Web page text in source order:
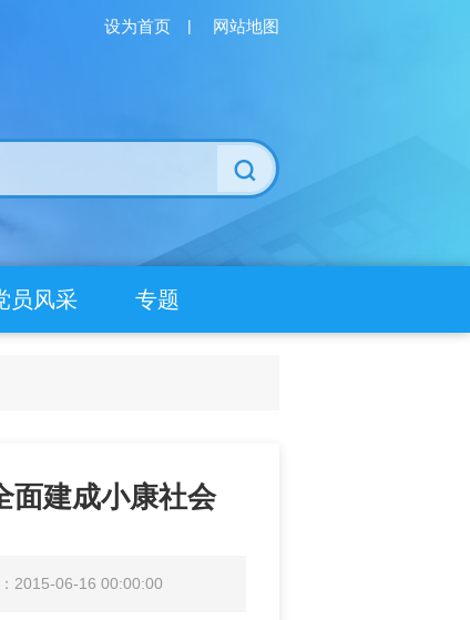
设为首页 | 网站地图
员风采 专题
面建成小康社会
2015-06-16 00:00:00